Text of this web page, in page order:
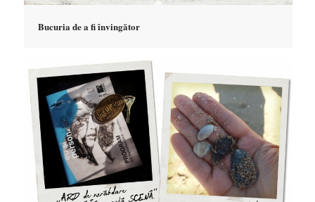
Bucuria de a fi învingător